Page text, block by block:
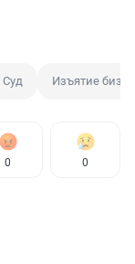
Суд Изъятие
0 0